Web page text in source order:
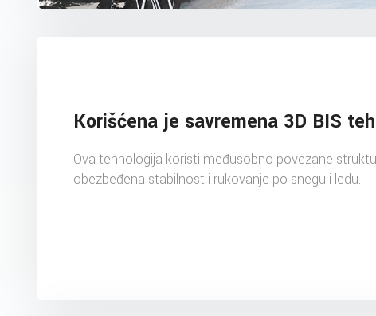
Korišćena je savremena 3D BIS
Ova tehnologija koristi međusobno povezane
obezbeđena stabilnost i rukovanje po snegu i ledu.